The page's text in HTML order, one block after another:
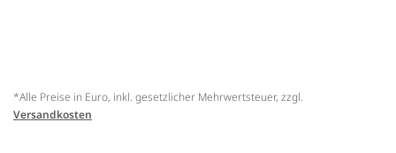
*Alle Preise in Euro, inkl. gesetzlicher Mehrwertsteuer, zzgl.
Versandkosten